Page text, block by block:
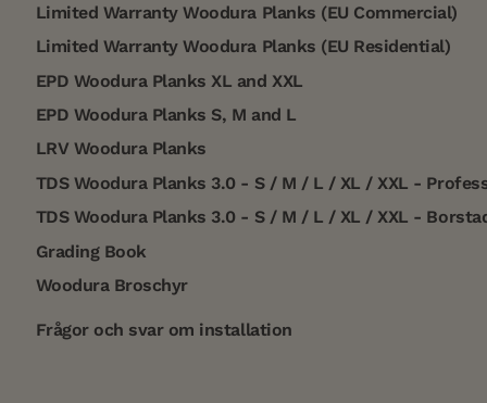
Limited Warranty Woodura Planks (EU Commercial)
Limited Warranty Woodura Planks (EU Residential)
EPD Woodura Planks XL and XXL
EPD Woodura Planks S, M and L
LRV Woodura Planks
TDS Woodura Planks 3.0 - S / M / L / XL / XXL -
TDS Woodura Planks 3.0 - S / M / L / XL / XXL -
Grading Book
Woodura Broschyr
Frågor och svar om installation